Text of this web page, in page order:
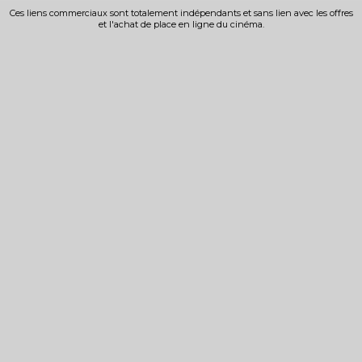
Ces liens commerciaux sont totalement indépendants et sans lien avec les offres
et l'achat de place en ligne du cinéma.